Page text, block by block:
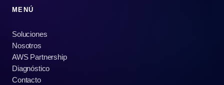
MENÚ
Soluciones
Nosotros
AWS Partnership
Diagnóstico
Contacto